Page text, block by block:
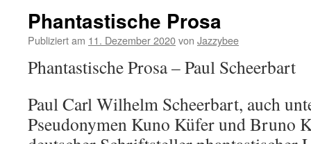
Phantastische Prosa
Publiziert am 11. Dezember 2020von Jazzybee
Phantastische Prosa – Paul Scheerbart
Paul Carl Wilhelm Scheerbart, auch
Pseudonymen Kuno Küfer und Bruno